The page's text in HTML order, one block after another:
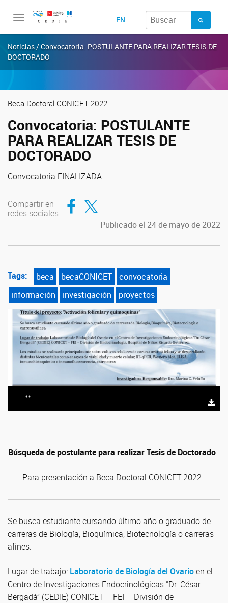
Toggle
EN
Noticias / Convocatoria: POSTULANTE PARA REALIZAR TESIS DE
DOCTORADO
Beca Doctoral CONICET 2022
Convocatoria: POSTULANTE
PARA REALIZAR TESIS DE
DOCTORADO
Convocatoria FINALIZADA
Compartir en
redes sociales
Compartir en Facebook
Compartir en Twitter
Publicado el 24 de mayo de 2022
Tags: beca becaCONICET
convocatoria
información
investigación proyectos
**
Búsqueda de postulante para realizar Tesis de Doctorado
Para presentación a Beca Doctoral CONICET 2022
Se busca estudiante cursando último año o graduado de
carreras de Biología, Bioquímica, Biotecnología o carreras
afines.
Lugar de trabajo: Laboratorio de Biología del Ovarioen el
Centro de Investigaciones Endocrinológicas “Dr. César
Bergadá” (CEDIE) CONICET – FEI – División de